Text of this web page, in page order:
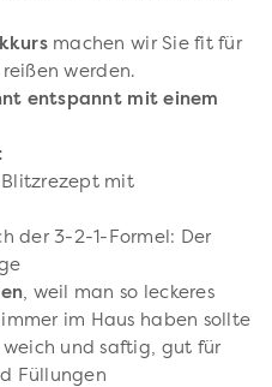
machen wir Sie fit für
werden.
entspannt mit einem
Blitzrezept mit
der 3-2-1-Formel: Der
, weil man so leckeres
im Haus haben sollte
weich und saftig, gut für
Füllungen